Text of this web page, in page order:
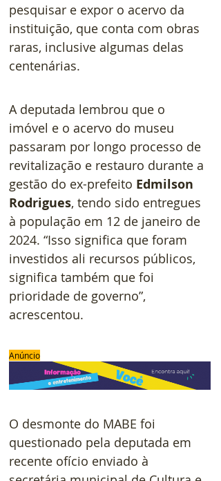
pesquisar e expor o acervo da
instituição, que conta com obras
raras, inclusive algumas delas
centenárias.
A deputada lembrou que o
imóvel e o acervo do museu
passaram por longo processo de
revitalização e restauro durante a
gestão do ex-prefeito Edmilson
Rodrigues, tendo sido entregues
à população em 12 de janeiro de
2024. “Isso significa que foram
investidos ali recursos públicos,
significa também que foi
prioridade de governo”,
acrescentou.
Anúncio
O desmonte do MABE foi
questionado pela deputada em
recente ofício enviado à